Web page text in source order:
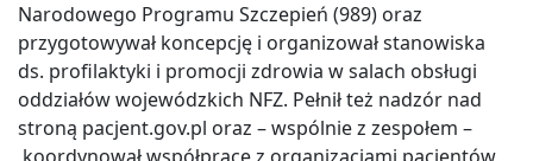
Narodowego Programu Szczepień (989) oraz
przygotowywał koncepcję i organizował stanowiska
ds. profilaktyki i promocji zdrowia w salach obsługi
oddziałów wojewódzkich NFZ. Pełnił też nadzór nad
stroną pacjent.gov.pl oraz – wspólnie z zespołem –